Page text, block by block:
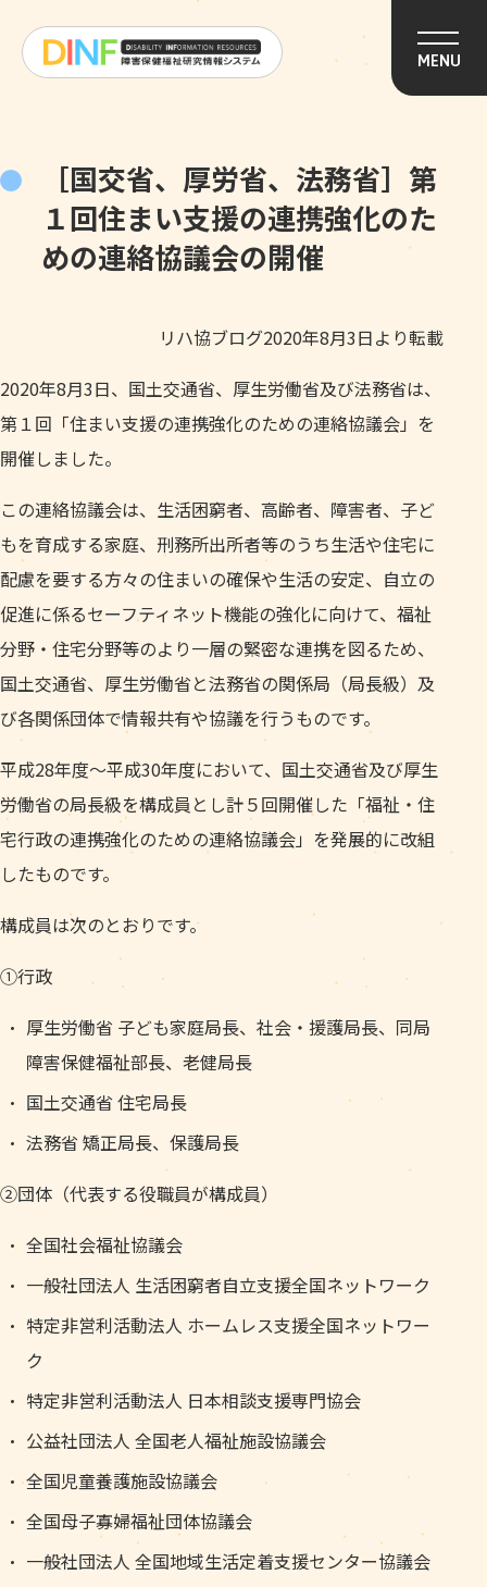
MENU
［国交省、厚労省、法務省］第
１回住まい支援の連携強化のた
めの連絡協議会の開催
リハ協ブログ2020年8月3日より転載
2020年8月3日、国土交通省、厚生労働省及び法務省は、
第１回「住まい支援の連携強化のための連絡協議会」を
開催しました。
この連絡協議会は、生活困窮者、高齢者、障害者、子ど
もを育成する家庭、刑務所出所者等のうち生活や住宅に
配慮を要する方々の住まいの確保や生活の安定、自立の
促進に係るセーフティネット機能の強化に向けて、福祉
分野・住宅分野等のより一層の緊密な連携を図るため、
国土交通省、厚生労働省と法務省の関係局（局長級）及
び各関係団体で情報共有や協議を行うものです。
平成28年度～平成30年度において、国土交通省及び厚生
労働省の局長級を構成員とし計５回開催した「福祉・住
宅行政の連携強化のための連絡協議会」を発展的に改組
したものです。
構成員は次のとおりです。
①行政
厚生労働省 子ども家庭局長、社会・援護局長、同局
障害保健福祉部長、老健局長
国土交通省 住宅局長
法務省 矯正局長、保護局長
②団体（代表する役職員が構成員）
全国社会福祉協議会
一般社団法人 生活困窮者自立支援全国ネットワーク
特定非営利活動法人 ホームレス支援全国ネットワー
ク
特定非営利活動法人 日本相談支援専門協会
公益社団法人 全国老人福祉施設協議会
全国児童養護施設協議会
全国母子寡婦福祉団体協議会
一般社団法人 全国地域生活定着支援センター協議会